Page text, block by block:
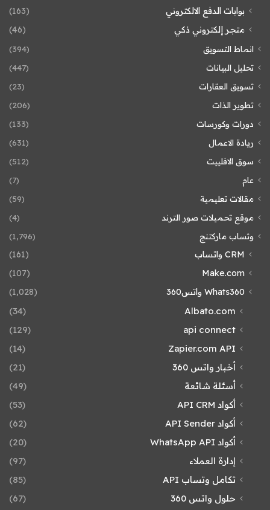
بوابات الدفع الالكتروني
(163)
متجر إلكتروني ذكي
(46)
انماط التسويق
(394)
تحليل البيانات
(447)
تسويق العقارات
(23)
تطوير الذات
(206)
دورات وكورسات
(133)
ريادة الاعمال
(631)
سوق الافلييت
(512)
عام
(7)
مقالات تعليمية
(59)
موقع تحميلات صور الترند
(4)
وتساب ماركتنج
(1٬796)
CRM واتساب
(161)
Make.com
(107)
Whats360 واتس360
(1٬028)
Albato.com
(34)
api connect
(129)
Zapier.com API
(14)
أخبار واتس 360
(21)
أسئلة شائعة
(49)
أكواد API CRM
(53)
أكواد API Sender
(62)
أكواد WhatsApp API
(20)
إدارة العملاء
(97)
تكامل وتساب API
(85)
حلول واتس 360
(67)